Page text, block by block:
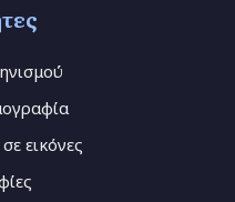
εικόνες